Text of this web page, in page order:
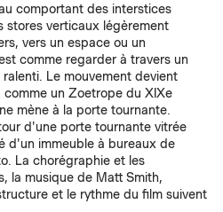
comportant des interstices
stores verticaux légèrement
vers un espace ou un
comme regarder à travers un
Le mouvement devient
un Zoetrope du XIXe
mène à la porte tournante.
d'une porte tournante vitrée
d'un immeuble à bureaux de
La chorégraphie et les
la musique de Matt Smith,
et le rythme du film suivent